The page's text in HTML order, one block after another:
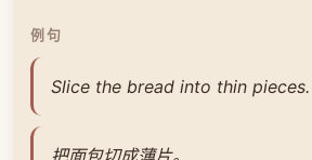
例句
Slice the bread into thin pieces.
把面包切成薄片。